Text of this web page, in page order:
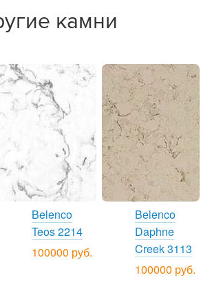
камни
Belenco
Teos 2214
100000 руб.
Belenco
Daphne
Creek 3113
100000 руб.